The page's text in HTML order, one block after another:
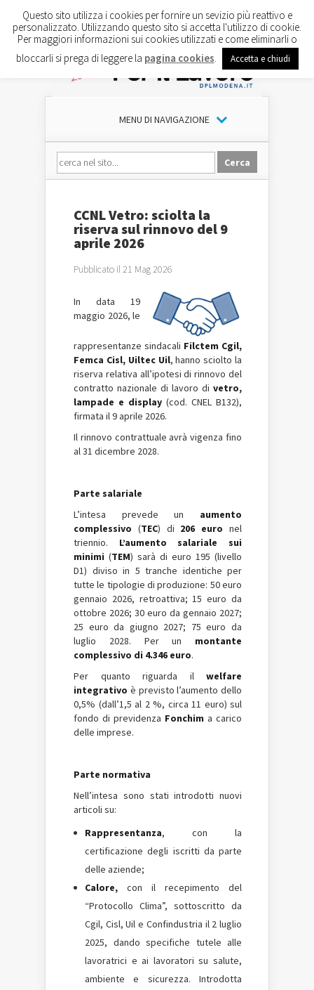
MENU DI NAVIGAZIONE
CCNL Vetro: sciolta la
riserva sul rinnovo del 9
aprile 2026
Pubblicato il 21 Mag 2026
In data 19
maggio 2026, le
rappresentanze sindacali Filctem Cgil,
Femca Cisl, Uiltec Uil, hanno sciolto la
riserva relativa all’ipotesi di rinnovo del
contratto nazionale di lavoro di vetro,
lampade e display (cod. CNEL B132),
firmata il 9 aprile 2026.
Il rinnovo contrattuale avrà vigenza fino
al 31 dicembre 2028.
Parte salariale
L’intesa prevede un aumento
complessivo (TEC) di 206 euro nel
triennio. L’aumento salariale sui
minimi (TEM) sarà di euro 195 (livello
D1) diviso in 5 tranche identiche per
tutte le tipologie di produzione: 50 euro
gennaio 2026, retroattiva; 15 euro da
ottobre 2026; 30 euro da gennaio 2027;
25 euro da giugno 2027; 75 euro da
luglio 2028. Per un montante
complessivo di 4.346 euro.
Per quanto riguarda il welfare
integrativo è previsto l’aumento dello
0,5% (dall’1,5 al 2 %, circa 11 euro) sul
fondo di previdenza Fonchim a carico
delle imprese.
Parte normativa
Nell’intesa sono stati introdotti nuovi
articoli su:
Rappresentanza, con la
certificazione degli iscritti da parte
delle aziende;
Calore, con il recepimento del
“Protocollo Clima”, sottoscritto da
Cgil, Cisl, Uil e Confindustria il 2 luglio
2025, dando specifiche tutele alle
lavoratrici e ai lavoratori su salute,
ambiente e sicurezza. Introdotta
Questo sito utilizza i cookies per fornire un sevizio più reattivo e
personalizzato. Utilizzando questo sito si accetta l'utilizzo di cookie.
Per maggiori informazioni sui cookies utilizzati e come eliminarli o
bloccarli si prega di leggere la pagina cookies Accetta e chiudi